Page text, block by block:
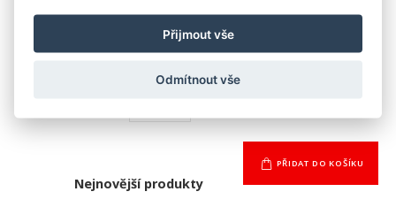
80 mm
1 003,09 Kč
PŘIDAT DO KOŠÍKU
Nejnovější produkty
Přijmout vše
Odmítnout vše